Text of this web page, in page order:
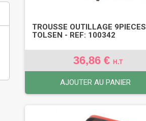
TROUSSE OUTILLAGE 9PIECES
TOLSEN - REF: 100342
36,86 € H.T
AJOUTER AU PANIER